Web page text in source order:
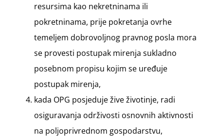
resursima kao nekretninama ili
pokretninama, prije pokretanja ovrhe
temeljem dobrovoljnog pravnog posla mora
se provesti postupak mirenja sukladno
posebnom propisu kojim se uređuje
postupak mirenja,
kada OPG posjeduje žive životinje, radi
osiguravanja održivosti osnovnih aktivnosti
na poljoprivrednom gospodarstvu,